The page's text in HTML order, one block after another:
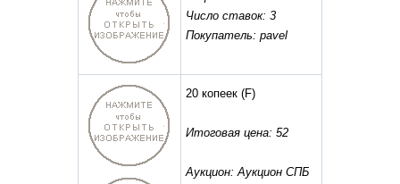
Число ставок: 3
Покупатель: pavel
20 копеек (F)
Итоговая цена: 52
Аукцион: Аукцион СПБ